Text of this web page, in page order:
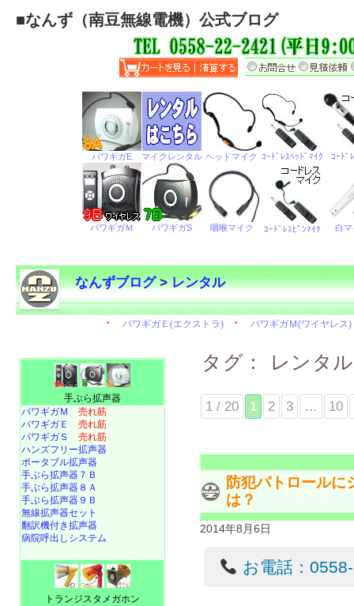
■なんず（南豆無線電機）公式ブログ
なんずブログ>レンタル
タグ： レンタル
1 / 20 1 2 3 … 10
防犯パトロールに
は？
2014年8月6日
お電話：
手ぶら拡声器
パワギガＭ 売れ筋
パワギガＥ 売れ筋
パワギガＳ 売れ筋
ハンズフリー拡声器
ポータブル拡声器
手ぶら拡声器７Ｂ
手ぶら拡声器８Ａ
手ぶら拡声器９Ｂ
無線拡声器セット
翻訳機付き拡声器
病院呼出しシステム
トランジスタメガホン